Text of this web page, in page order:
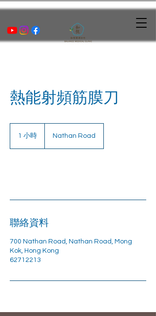
熱能射頻筋膜刀
1 小時 Nathan Road
聯絡資料
700 Nathan Road, Nathan Road, Mong
Kok, Hong Kong
62712213